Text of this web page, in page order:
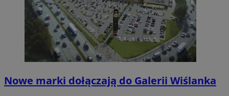
Nowe marki dołączają do Galerii Wiślanka